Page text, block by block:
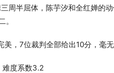
周半屈体，陈芋汐和全红婵的
。
美，7位裁判全部给出10分，毫
度系数3.2